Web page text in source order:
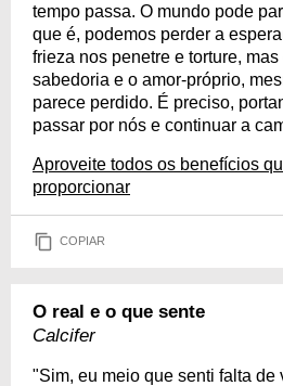
tempo passa. O mundo pode
que é, podemos perder a
frieza nos penetre e torture,
sabedoria e o amor-próprio,
parece perdido. É preciso,
passar por nós e continuar a
Aproveite todos os benefícios
proporcionar
COPIAR
O real e o que sente
Calcifer
"Sim, eu meio que senti falta de